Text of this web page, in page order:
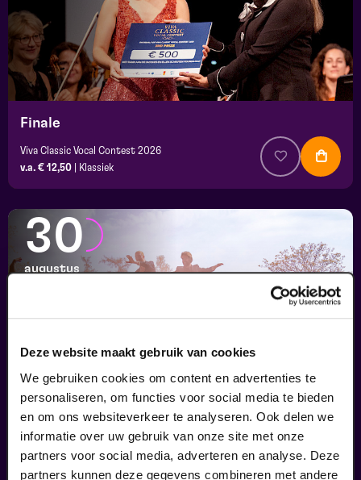
Deze website maakt gebruik van cookies
We gebruiken cookies om content en advertenties te
personaliseren, om functies voor social media te bieden
en om ons websiteverkeer te analyseren. Ook delen we
informatie over uw gebruik van onze site met onze
partners voor social media, adverteren en analyse. Deze
partners kunnen deze gegevens combineren met andere
Finale
Viva Classic Vocal Contest 2026
v.a. € 12,50
Klassiek
30
augustus
Passiespelen Tegelen
Kruisig mij